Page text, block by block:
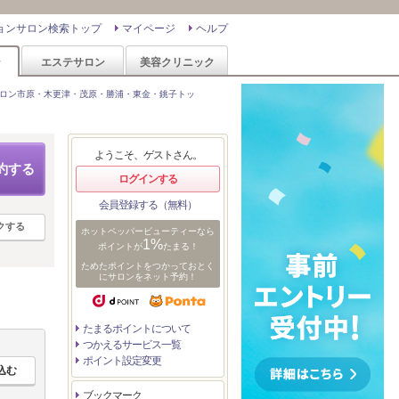
ヘルプ
マイページ
ンサロン検索トップ
エステサロン 美容クリニック
ン市原・木更津・茂原・勝浦・東金・銚子トッ
する
する
ようこそ、ゲストさん。
ログインする
会員登録する（無料）
ホットペッパービューティーなら
ポイントが1%たまる！
ためたポイントをつかっておとく
にサロンをネット予約！
たまるポイントについて
つかえるサービス一覧
ポイント設定変更
ブックマーク